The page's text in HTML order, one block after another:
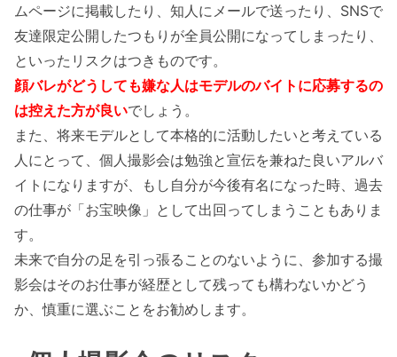
ムページに掲載したり、知人にメールで送ったり、SNSで
友達限定公開したつもりが全員公開になってしまったり、
といったリスクはつきものです。
顔バレがどうしても嫌な人はモデルのバイトに応募するの
は控えた方が良いでしょう。
また、将来モデルとして本格的に活動したいと考えている
人にとって、個人撮影会は勉強と宣伝を兼ねた良いアルバ
イトになりますが、もし自分が今後有名になった時、過去
の仕事が「お宝映像」として出回ってしまうこともありま
す。
未来で自分の足を引っ張ることのないように、参加する撮
影会はそのお仕事が経歴として残っても構わないかどう
か、慎重に選ぶことをお勧めします。